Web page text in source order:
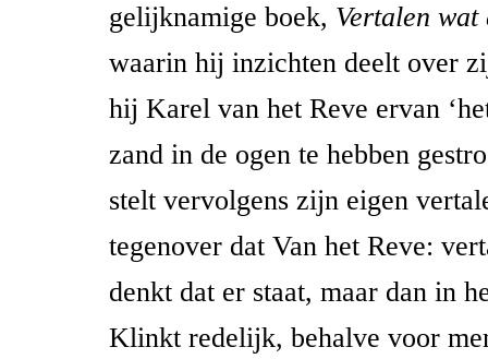
gelijknamige boek, Vertalen
waarin hij inzichten deelt over
hij Karel van het Reve ervan
zand in de ogen te hebben
stelt vervolgens zijn eigen
tegenover dat Van het Reve:
denkt dat er staat, maar dan in
Klinkt redelijk, behalve voor